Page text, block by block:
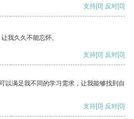
支持[0] 反对[0]
我久久不能忘怀。
支持[0] 反对[0]
以满足我不同的学习需求，让我能够找到自
支持[0] 反对[0]